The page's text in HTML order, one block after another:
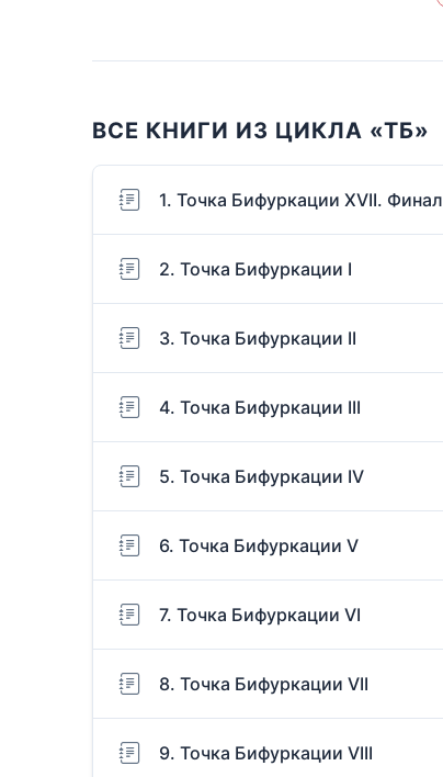
ВСЕ КНИГИ ИЗ ЦИКЛА «ТБ»
1. Точка Бифуркации XVII. Финал
2. Точка Бифуркации I
3. Точка Бифуркации II
4. Точка Бифуркации III
5. Точка Бифуркации IV
6. Точка Бифуркации V
7. Точка Бифуркации VI
8. Точка Бифуркации VII
9. Точка Бифуркации VIII